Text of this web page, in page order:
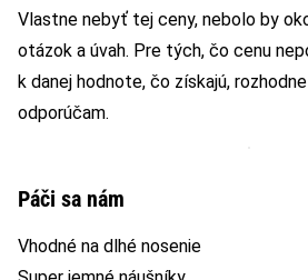
Vlastne nebyť tej ceny, nebolo by
otázok a úvah. Pre tých, čo cenu
k danej hodnote, čo získajú,
odporúčam.
Páči sa nám
Vhodné na dlhé nosenie